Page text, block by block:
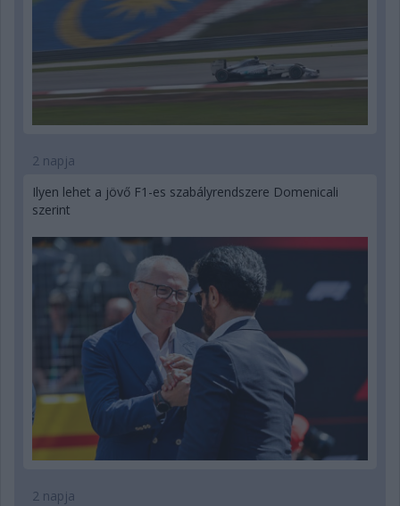
2 napja
Ilyen lehet a jövő F1-es szabályrendszere Domenicali
szerint
2 napja